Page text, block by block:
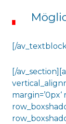
[/
[/